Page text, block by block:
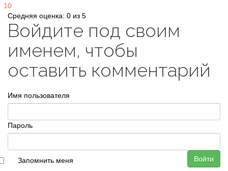
10
Средняя оценка: 0 из 5
Войдите под своим
именем, чтобы
оставить комментарий
Имя пользователя
Пароль
Войти
Запомнить меня